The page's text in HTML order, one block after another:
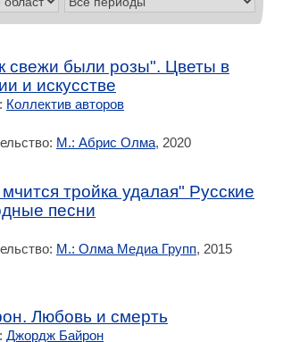
свежи были розы". Цветы в
и искусстве
Коллектив авторов
М.: Абрис Олма, 2020
тройка удалая" Русские
песни
М.: Олма Медиа Групп, 2015
Любовь и смерть
Джордж Байрон